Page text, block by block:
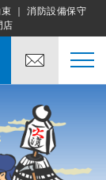
｜ 消防設備保守
店